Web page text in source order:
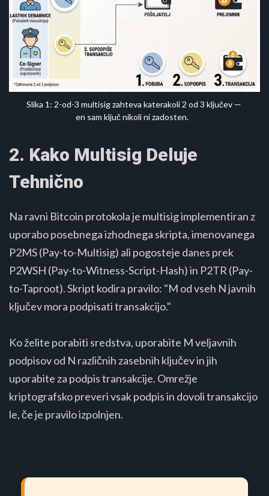
Slika 1: 2-od-3 multisig zahteva katerakoli 2 od 3 ključev —
en sam ključ nikoli ni zadosten.
2. Kako Multisig Deluje
Tehnično
Na ravni Bitcoin protokola je multisig implementiran z
uporabo posebnega izhodnega skripta, imenovanega
P2MS (Pay-to-Multisig) ali pogosteje danes prek
P2WSH (Pay-to-Witness-Script-Hash) in P2TR (Pay-
to-Taproot). Skript kodira pravilo: "M od vseh N javnih
ključev mora podpisati transakcijo."
Ko želite porabiti sredstva, uporabite M veljavnih
podpisov od N različnih zasebnih ključev in jih
uporabite za podpis transakcije. Omrežje
kriptografsko preveri vsak podpis in dovoli transakcijo
le, če je pravilo izpolnjen.